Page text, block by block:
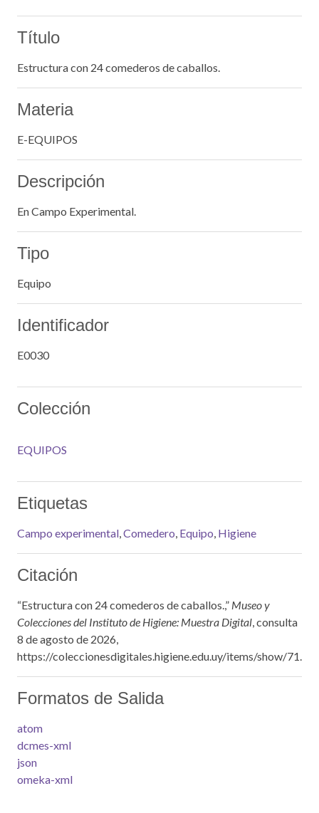
Título
Estructura con 24 comederos de caballos.
Materia
E-EQUIPOS
Descripción
En Campo Experimental.
Tipo
Equipo
Identificador
E0030
Colección
EQUIPOS
Etiquetas
Campo experimental,Comedero, Equipo, Higiene
Citación
“Estructura con 24 comederos de caballos.,” Museo y
Colecciones del Instituto de Higiene: Muestra Digital, consulta
8 de agosto de 2026,
https://coleccionesdigitales.higiene.edu.uy/items/show/71.
Formatos de Salida
atom
dcmes-xml
json
omeka-xml